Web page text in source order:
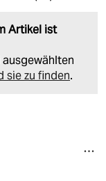
Artikel ist
sie zu finden.